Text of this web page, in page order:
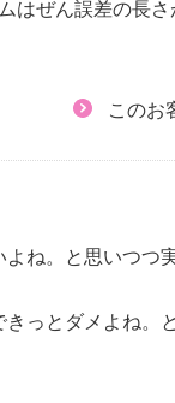
はぜん誤差の長
このお
ね。と思いつつ
っとダメよね。